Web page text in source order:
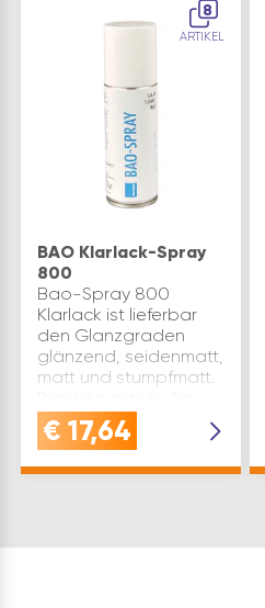
8
ARTIKEL
BAO Klarlack-Spray
800
Bao-Spray 800
Klarlack ist lieferbar
den Glanzgraden
glänzend, seidenmatt,
matt und stumpfmatt.
eine fachgerechte
Ausbesserung für eine
€ 17,64